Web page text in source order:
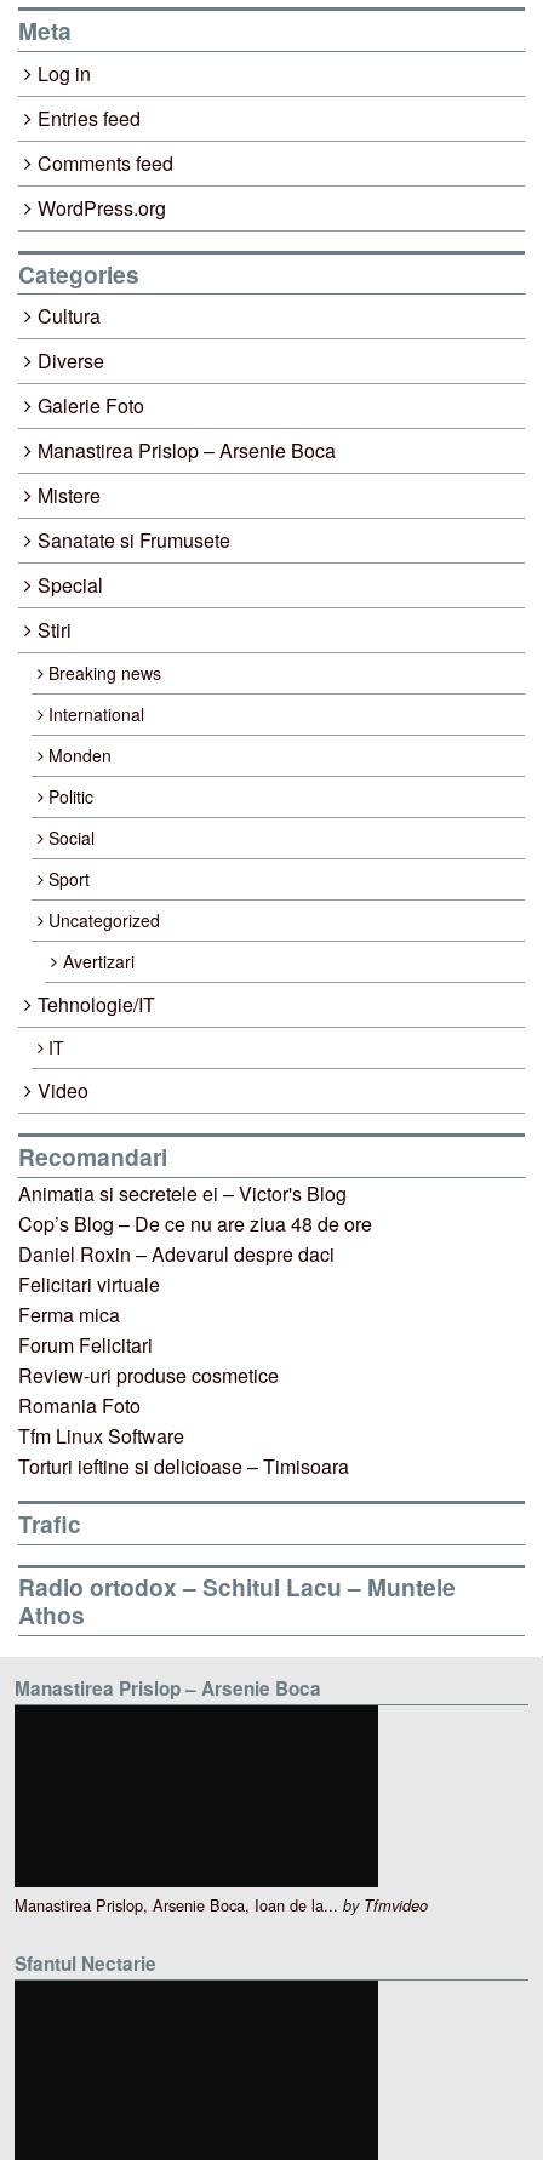
Meta
Log in
Entries feed
Comments feed
WordPress.org
Categories
Cultura
Diverse
Galerie Foto
Manastirea Prislop – Arsenie Boca
Mistere
Sanatate si Frumusete
Special
Stiri
Breaking news
International
Monden
Politic
Social
Sport
Uncategorized
Avertizari
Tehnologie/IT
IT
Video
Recomandari
Animatia si secretele ei – Victor's Blog
Cop’s Blog – De ce nu are ziua 48 de ore
Daniel Roxin – Adevarul despre daci
Felicitari virtuale
Ferma mica
Forum Felicitari
Review-uri produse cosmetice
Romania Foto
Tfm Linux Software
Torturi ieftine si delicioase – Timisoara
Trafic
Radio ortodox – Schitul Lacu – Muntele
Athos
Manastirea Prislop – Arsenie Boca
Manastirea Prislop, Arsenie Boca, Ioan de la... by Tfmvideo
Sfantul Nectarie